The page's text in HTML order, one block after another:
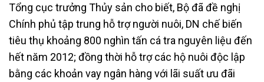
Tổng cục trưởng Thủy sản cho biết, Bộ đã đề nghị
Chính phủ tập trung hỗ trợ người nuôi, DN chế biến
tiêu thụ khoảng 800 nghìn tấn cá tra nguyên liệu đến
hết năm 2012; đồng thời hỗ trợ các hộ nuôi độc lập
bằng các khoản vay ngân hàng với lãi suất ưu đãi